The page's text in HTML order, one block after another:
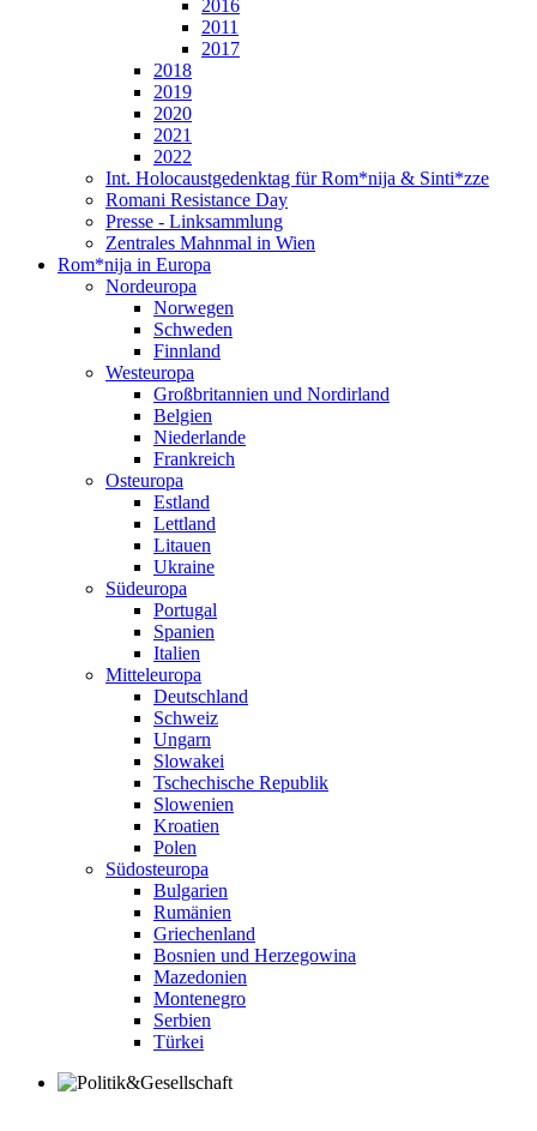
2016
2011
2017
2018
2019
2020
2021
2022
Int. Holocaustgedenktag für Rom*nija & Sinti*zze
Romani Resistance Day
Presse - Linksammlung
Zentrales Mahnmal in Wien
Rom*nija in Europa
Nordeuropa
Norwegen
Schweden
Finnland
Westeuropa
Großbritannien und Nordirland
Belgien
Niederlande
Frankreich
Osteuropa
Estland
Lettland
Litauen
Ukraine
Südeuropa
Portugal
Spanien
Italien
Mitteleuropa
Deutschland
Schweiz
Ungarn
Slowakei
Tschechische Republik
Slowenien
Kroatien
Polen
Südosteuropa
Bulgarien
Rumänien
Griechenland
Bosnien und Herzegowina
Mazedonien
Montenegro
Serbien
Türkei